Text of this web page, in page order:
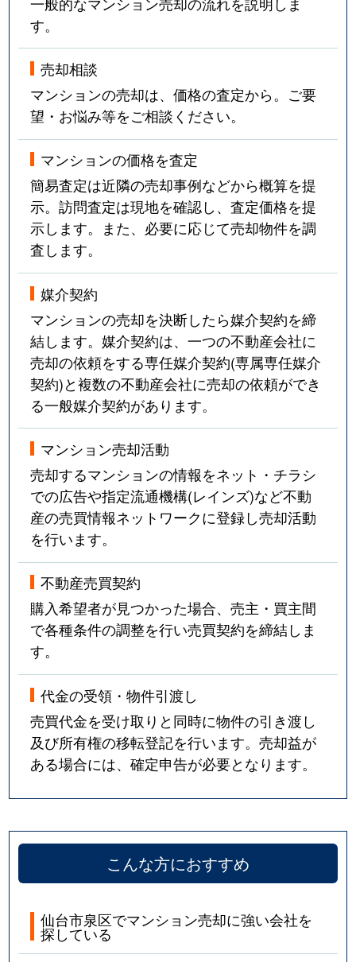
す。
売却相談
マンションの売却は、価格の査定から。ご要
望・お悩み等をご相談ください。
マンションの価格を査定
簡易査定は近隣の売却事例などから概算を提
示。訪問査定は現地を確認し、査定価格を提
示します。また、必要に応じて売却物件を調
査します。
媒介契約
マンションの売却を決断したら媒介契約を締
結します。媒介契約は、一つの不動産会社に
売却の依頼をする専任媒介契約(専属専任媒介
契約)と複数の不動産会社に売却の依頼ができ
る一般媒介契約があります。
マンション売却活動
売却するマンションの情報をネット・チラシ
での広告や指定流通機構(レインズ)など不動
産の売買情報ネットワークに登録し売却活動
を行います。
不動産売買契約
購入希望者が見つかった場合、売主・買主間
で各種条件の調整を行い売買契約を締結しま
す。
代金の受領・物件引渡し
売買代金を受け取りと同時に物件の引き渡し
及び所有権の移転登記を行います。売却益が
ある場合には、確定申告が必要となります。
こんな方におすすめ
仙台市泉区でマンション売却に強い会社を
探している